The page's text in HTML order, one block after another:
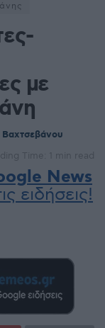
με
Time: 1 min read
News
ειδήσεις!